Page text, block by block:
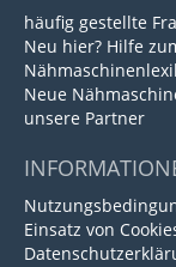
häufig gestellte
Neu hier? Hilfe
Neue
unsere Partner
Einsatz von